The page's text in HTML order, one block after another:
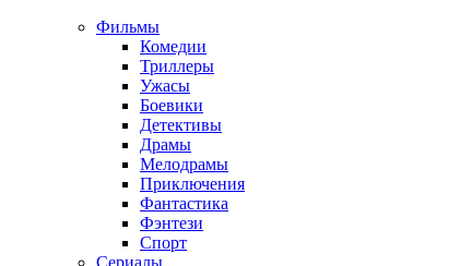
Фильмы
Комедии
Триллеры
Ужасы
Боевики
Детективы
Драмы
Мелодрамы
Приключения
Фантастика
Фэнтези
Спорт
Сериалы